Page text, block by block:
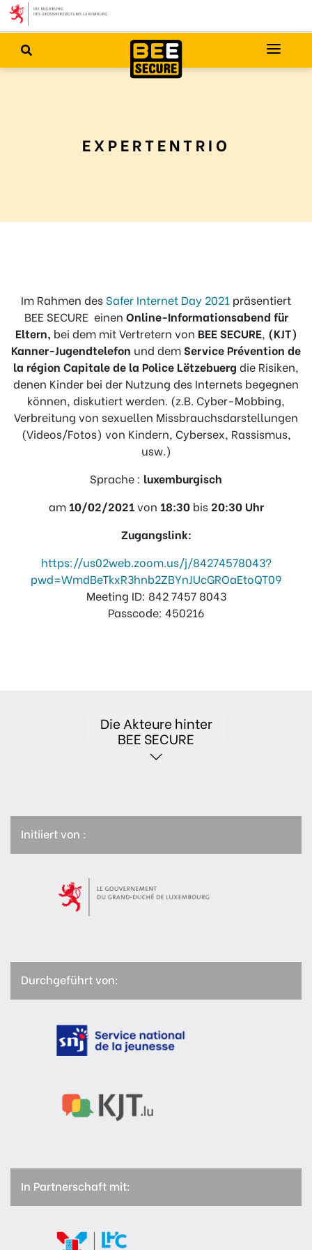
EXPERTENTRIO
Im Rahmen des Safer Internet Day 2021 präsentiert
BEE SECURE einen Online-Informationsabend für
Eltern, bei dem mit Vertretern von BEE SECURE, (KJT)
Kanner-Jugendtelefon und demService Prévention de
la région Capitale de la Police Lëtzebuerg die Risiken,
denen Kinder bei der Nutzung des Internets begegnen
können, diskutiert werden. (z.B. Cyber-Mobbing,
Verbreitung von sexuellen Missbrauchsdarstellungen
(Videos/Fotos) von Kindern, Cybersex, Rassismus,
usw.)
Sprache : luxemburgisch
am 10/02/2021von 18:30bis 20:30 Uhr
Zugangslink:
https://us02web.zoom.us/j/84274578043?
pwd=WmdBeTkxR3hnb2ZBYnJUcGROaEtoQT09
Meeting ID: 842 7457 8043
Passcode: 450216
Die Akteure hinter
BEE SECURE
Initiiert von :
Durchgeführt von:
In Partnerschaft mit: